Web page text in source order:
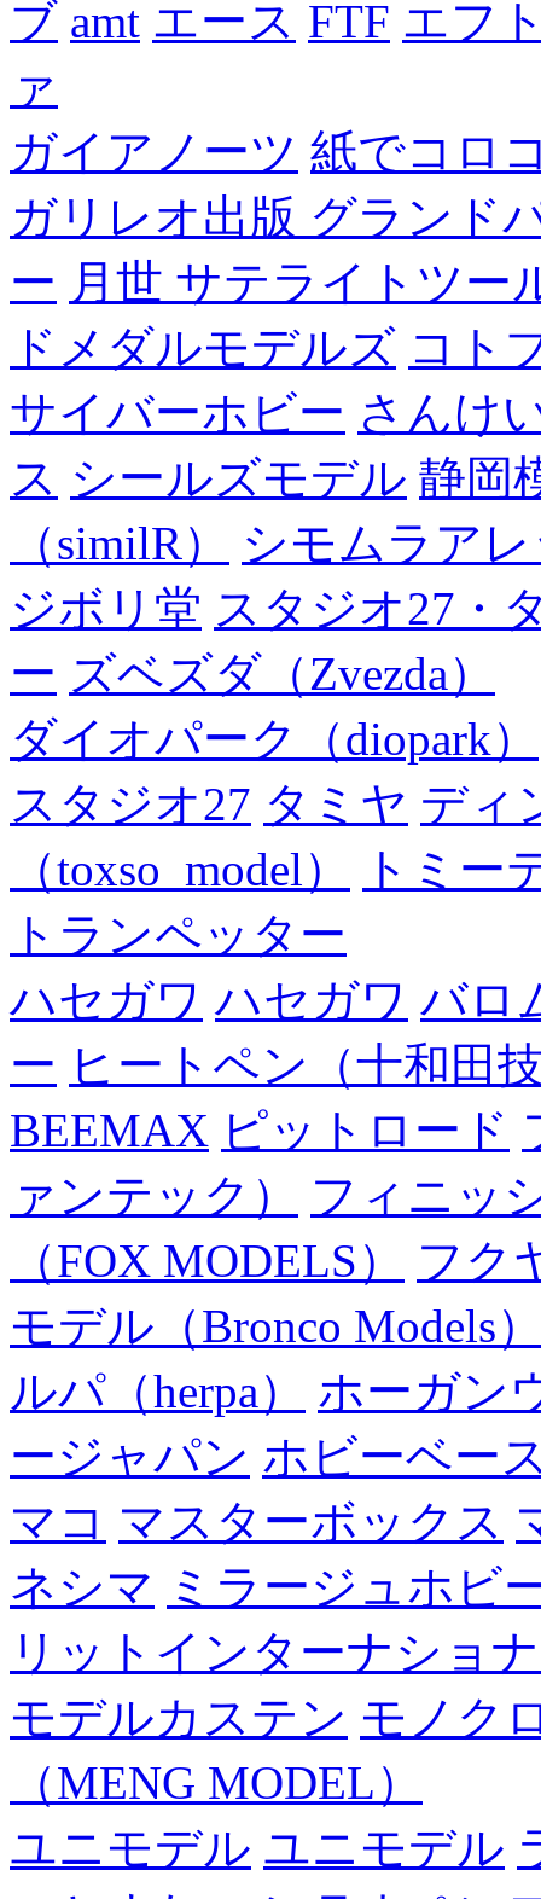
ブ amt エース FTF エフ
ァ
ガイアノーツ 紙でコロ
ガリレオ出版 グランド
ー 月世 サテライトツー
ドメダルモデルズ コト
サイバーホビー さんけ
ス シールズモデル 静岡
（similR）
シモムラア
ジボリ堂 スタジオ27・
ー ズベズダ（Zvezda）
ダイオパーク（diopark）
スタジオ27 タミヤ ディ
（toxso_model）
トミー
トランペッター
ハセガワ ハセガワ バロ
ー ヒートペン（十和田
BEEMAX ピットロード
ァンテック）
フィニッ
（FOX MODELS）
フク
モデル（Bronco Models
ルパ（herpa）
ホーガン
ージャパン ホビーベー
マコ マスターボックス
ネシマ ミラージュホビ
リットインターナショ
モデルカステン モノク
（MENG MODEL）
ユニモデル ユニモデル